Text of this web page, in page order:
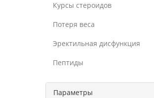
Курсы стероидов
Потеря веса
Эректильная дисфункция
Пептиды
Параметры